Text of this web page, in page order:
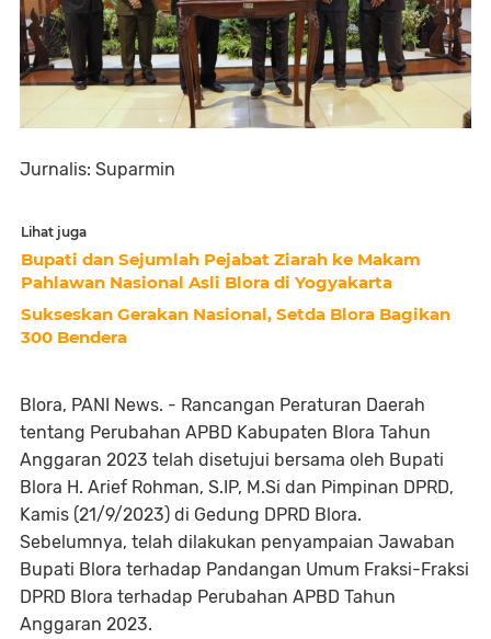
Jurnalis: Suparmin
Lihat juga
Bupati dan Sejumlah Pejabat Ziarah ke Makam
Pahlawan Nasional Asli Blora di Yogyakarta
Sukseskan Gerakan Nasional, Setda Blora Bagikan
300 Bendera
Blora, PANI News. - Rancangan Peraturan Daerah
tentang Perubahan APBD Kabupaten Blora Tahun
Anggaran 2023 telah disetujui bersama oleh Bupati
Blora H. Arief Rohman, S.IP, M.Si dan Pimpinan DPRD,
Kamis (21/9/2023) di Gedung DPRD Blora.
Sebelumnya, telah dilakukan penyampaian Jawaban
Bupati Blora terhadap Pandangan Umum Fraksi-Fraksi
DPRD Blora terhadap Perubahan APBD Tahun
Anggaran 2023.